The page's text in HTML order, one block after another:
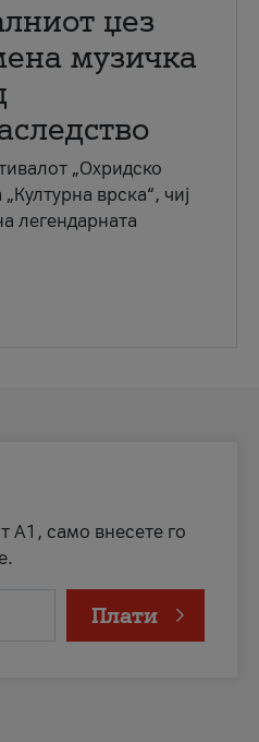
џез
музичка
„Охридско
врска“, чиј
легендарната
А1, само внесете го
Плати